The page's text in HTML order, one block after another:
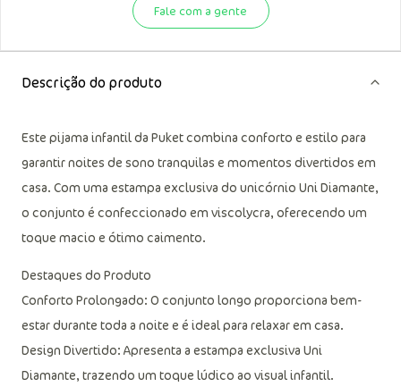
Fale com a gente
Descrição do produto
Este pijama infantil da Puket combina conforto e estilo para
garantir noites de sono tranquilas e momentos divertidos em
casa. Com uma estampa exclusiva do unicórnio Uni Diamante,
o conjunto é confeccionado em viscolycra, oferecendo um
toque macio e ótimo caimento.
Destaques do Produto
Conforto Prolongado: O conjunto longo proporciona bem-
estar durante toda a noite e é ideal para relaxar em casa.
Design Divertido: Apresenta a estampa exclusiva Uni
Diamante, trazendo um toque lúdico ao visual infantil.